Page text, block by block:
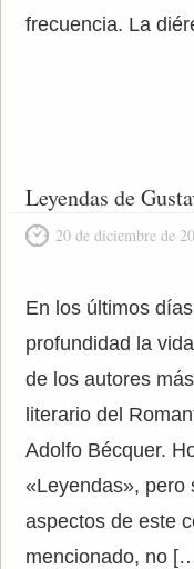
frecuencia. La
Leyendas de
20 de diciembre de
En los últimos
profundidad la
de los autores
literario del
Adolfo Bécquer.
«Leyendas», pero
aspectos de este
mencionado, no